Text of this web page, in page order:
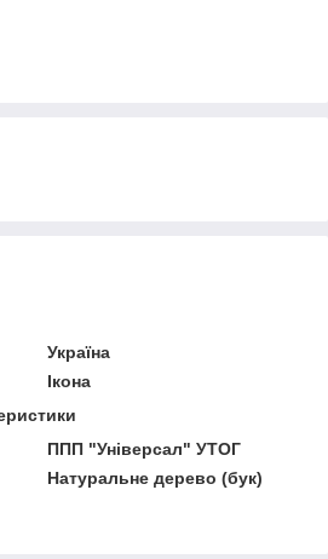
Україна
Ікона
ППП "Універсал" УТОГ
Натуральне дерево (бук)